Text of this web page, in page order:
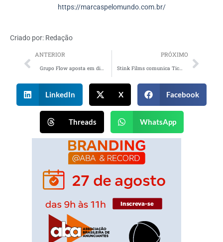
https://marcaspelomundo.com.br/
Criado por: Redação
ANTERIOR
Grupo Flow aposta em diversificação de formatos em novidades para o próximo trimestre
PRÓXIMO
Stink Films comunica Tico Cruz como novo Head Executive Producer
LinkedIn X Facebook
Threads WhatsApp